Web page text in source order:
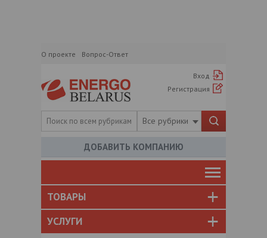
О проекте Вопрос-Ответ
Вход
Регистрация
Все рубрики
ДОБАВИТЬ КОМПАНИЮ
ТОВАРЫ
УСЛУГИ